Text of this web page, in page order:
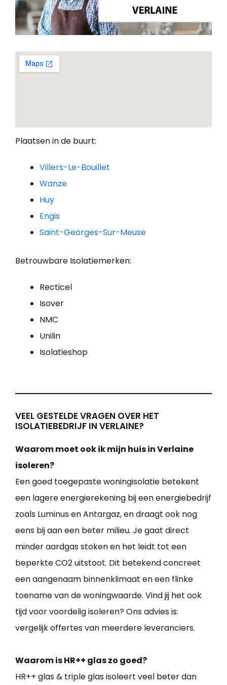
Plaatsen in de buurt:
Villers-Le-Bouillet
Wanze
Huy
Engis
Saint-Georges-Sur-Meuse
Betrouwbare Isolatiemerken:
Recticel
Isover
NMC
Unilin
Isolatieshop
VEEL GESTELDE VRAGEN OVER HET
ISOLATIEBEDRIJF IN VERLAINE?
Waarom moet ook ik mijn huis in Verlaine
isoleren?
Een goed toegepaste woningisolatie betekent
een lagere energierekening bij een energiebedrijf
zoals Luminus en Antargaz, en draagt ook nog
eens bij aan een beter milieu. Je gaat direct
minder aardgas stoken en het leidt tot een
beperkte CO2 uitstoot. Dit betekend concreet
een aangenaam binnenklimaat en een flinke
toename van de woningwaarde. Vind jij het ook
tijd voor voordelig isoleren? Ons advies is:
vergelijk offertes van meerdere leveranciers.
Waarom is HR++ glas zo goed?
HR++ glas & triple glas isoleert veel beter dan